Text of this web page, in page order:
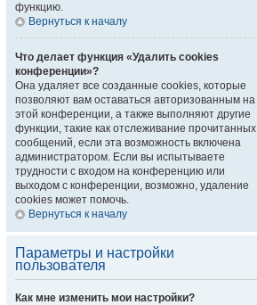
функцию.
Вернуться к началу
Что делает функция «Удалить cookies
конференции»?
Она удаляет все созданные cookies, которые
позволяют вам оставаться авторизованным на
этой конференции, а также выполняют другие
функции, такие как отслеживание прочитанных
сообщений, если эта возможность включена
администратором. Если вы испытываете
трудности с входом на конференцию или
выходом с конференции, возможно, удаление
cookies может помочь.
Вернуться к началу
Параметры и настройки
пользователя
Как мне изменить мои настройки?